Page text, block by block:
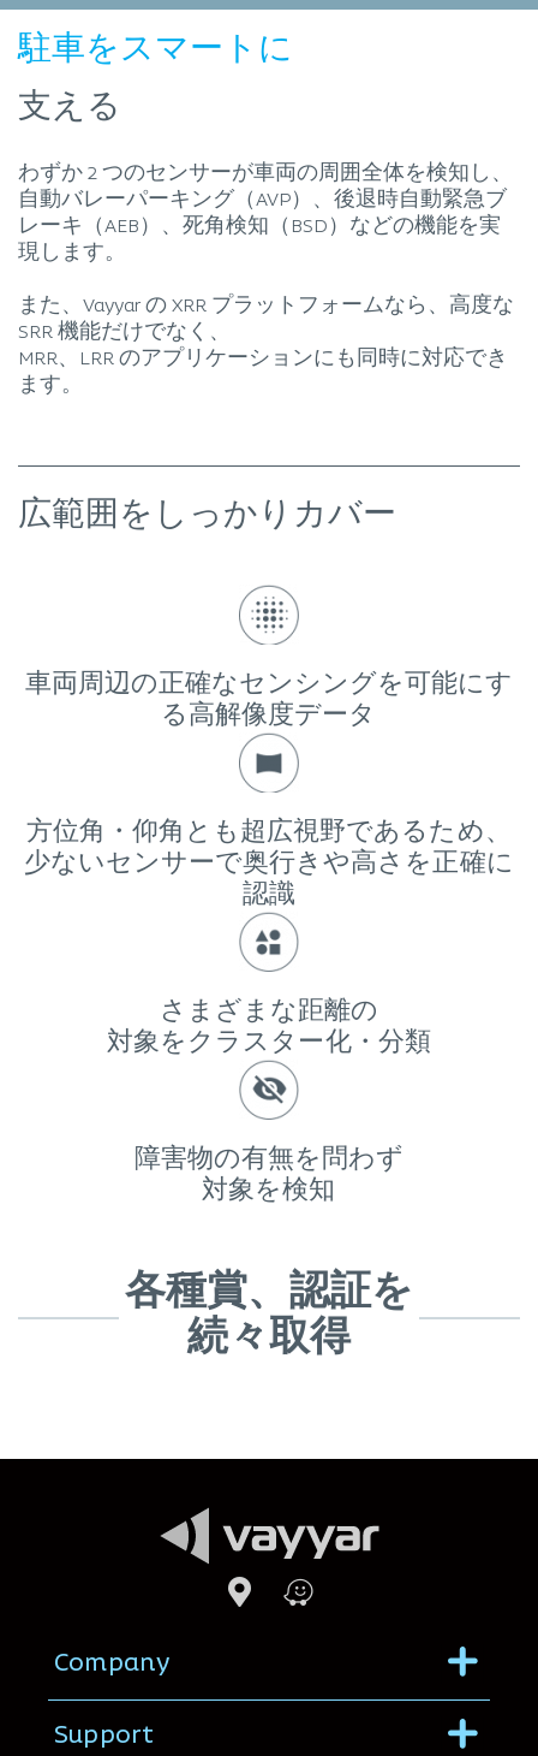
駐車をスマートに
支える
わずか 2 つのセンサーが車両の周囲全体を検知し、
自動バレーパーキング（AVP）、後退時自動緊急ブ
レーキ（AEB）、死角検知（BSD）などの機能を実
現します。
また、Vayyar の XRR プラットフォームなら、高度な
SRR 機能だけでなく、
MRR、LRR のアプリケーションにも同時に対応でき
ます。
広範囲をしっかりカバー
車両周辺の正確なセンシングを可能にす
る高解像度データ
方位角・仰角とも超広視野であるため、
少ないセンサーで奥行きや高さを正確に
認識
さまざまな距離の
対象をクラスター化・分類
障害物の有無を問わず
対象を検知
各種賞、認証を
続々取得
Company Menu
Support Menu